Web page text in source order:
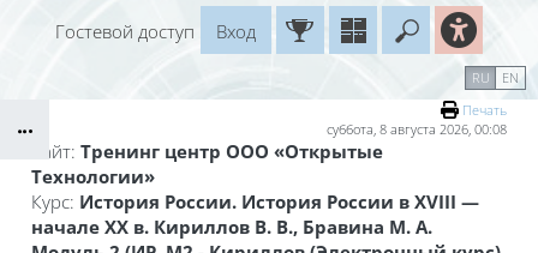
Введите
Гостевой доступ
Вход
Маршрут внедрения
RU EN
Печать
суббота, 8 августа 2026, 00:08
Сайт: Тренинг центр ООО «Открытые
Технологии»
Курс: История России. История России в XVIII —
начале XX в. Кириллов В. В., Бравина М. А.